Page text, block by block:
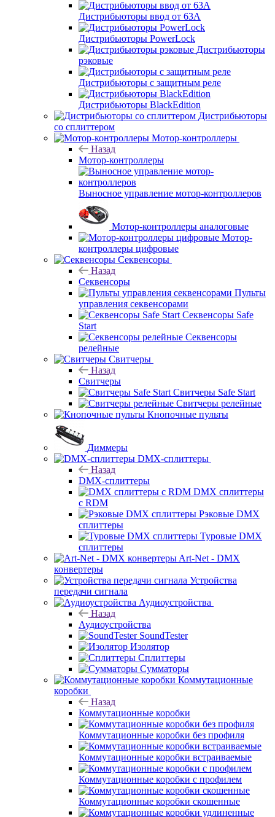
Дистрибьюторы ввод от 63A
Дистрибьюторы PowerLock
Дистрибьюторы
рэковые
Дистрибьюторы с защитным реле
Дистрибьюторы BlackEdition
Дистрибьюторы
со сплиттером
Мотор-контроллеры
Назад
Мотор-контроллеры
Выносное управление мотор-контроллеров
Мотор-контроллеры аналоговые
Мотор-
контроллеры цифровые
Секвенсоры
Назад
Секвенсоры
Пульты
управления секвенсорами
Секвенсоры Safe
Start
Секвенсоры
релейные
Свитчеры
Назад
Свитчеры
Свитчеры Safe Start
Свитчеры релейные
Кнопочные пульты
Диммеры
DMX-сплиттеры
Назад
DMX-сплиттеры
DMX сплиттеры
с RDM
Рэковые DMX
сплиттеры
Туровые DMX
сплиттеры
Art-Net - DMX
конвертеры
Устройства
передачи сигнала
Аудиоустройства
Назад
Аудиоустройства
SoundTester
Изолятор
Сплиттеры
Сумматоры
Коммутационные
коробки
Назад
Коммутационные коробки
Коммутационные коробки без профиля
Коммутационные коробки встраиваемые
Коммутационные коробки с профилем
Коммутационные коробки скошенные